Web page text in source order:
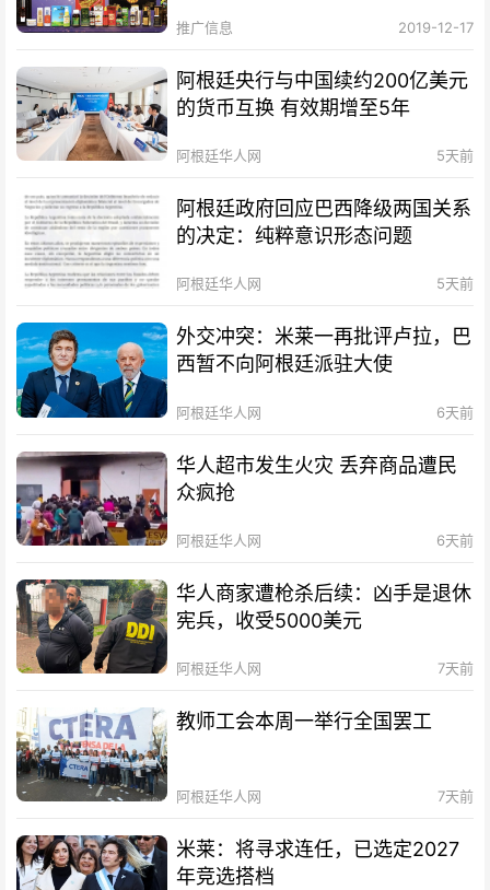
推广信息 2019-12-17
阿根廷央行与中国续约200亿美元
的货币互换 有效期增至5年
阿根廷华人网 5天前
阿根廷政府回应巴西降级两国关系
的决定：纯粹意识形态问题
阿根廷华人网 5天前
外交冲突：米莱一再批评卢拉，巴
西暂不向阿根廷派驻大使
阿根廷华人网 6天前
华人超市发生火灾 丢弃商品遭民
众疯抢
阿根廷华人网 6天前
华人商家遭枪杀后续：凶手是退休
宪兵，收受5000美元
阿根廷华人网 7天前
教师工会本周一举行全国罢工
阿根廷华人网 7天前
米莱：将寻求连任，已选定2027
年竞选搭档